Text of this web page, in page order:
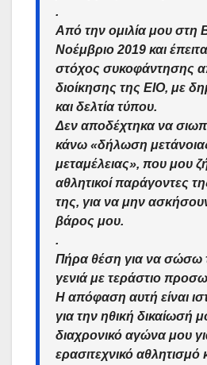
.
Από την ομιλία μου στη
Νοέμβριο 2019 και
στόχος συκοφάντησης
διοίκησης της ΕΙΟ, με
και δελτία τύπου.
Δεν αποδέχτηκα να
κάνω «δήλωση
μεταμέλειας», που μου
αθλητικοί παράγοντες
της, για να μην
βάρος μου.
.
Πήρα θέση για να σώσω
γενιά με τεράστιο
Η απόφαση αυτή είναι
για την ηθική δικαίωσή
διαχρονικό αγώνα μου
ερασιτεχνικό αθλητισμό